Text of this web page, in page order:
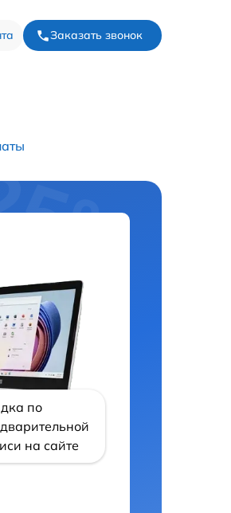
Заказать звонок
по
на сайте